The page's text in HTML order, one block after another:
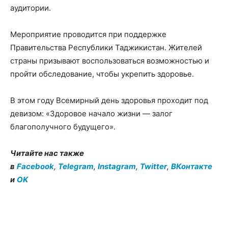
аудитории.
Мероприятие проводится при поддержке
Правительства Республики Таджикистан. Жителей
страны призывают воспользоваться возможностью и
пройти обследование, чтобы укрепить здоровье.
В этом году Всемирный день здоровья проходит под
девизом: «Здоровое начало жизни — залог
благополучного будущего».
Читайте нас также
в Facebook, Telegram, Instagram, Twitter, ВКонтакте
и OK